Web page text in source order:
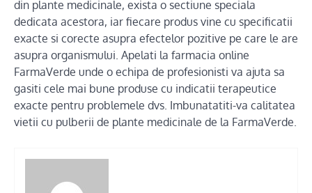
din plante medicinale, exista o sectiune speciala
dedicata acestora, iar fiecare produs vine cu specificatii
exacte si corecte asupra efectelor pozitive pe care le are
asupra organismului. Apelati la farmacia online
FarmaVerde unde o echipa de profesionisti va ajuta sa
gasiti cele mai bune produse cu indicatii terapeutice
exacte pentru problemele dvs. Imbunatatiti-va calitatea
vietii cu pulberii de plante medicinale de la FarmaVerde.